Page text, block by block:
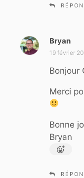
Bryan
i
19 février
Bonjour
Merci
Bonne
Bryan